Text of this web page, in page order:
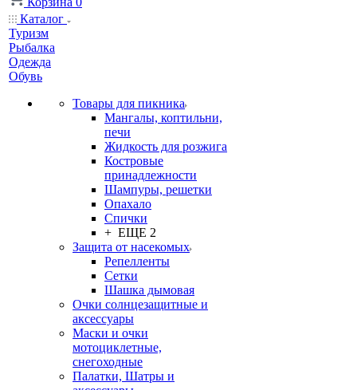
Каталог
Туризм
Рыбалка
Одежда
Обувь
Товары для пикника
Мангалы, коптильни,
печи
Жидкость для розжига
Костровые
принадлежности
Шампуры, решетки
Опахало
Спички
+ ЕЩЕ 2
Защита от насекомых
Репелленты
Сетки
Шашка дымовая
Очки солнцезащитные и
аксессуары
Маски и очки
мотоциклетные,
снегоходные
Палатки, Шатры и